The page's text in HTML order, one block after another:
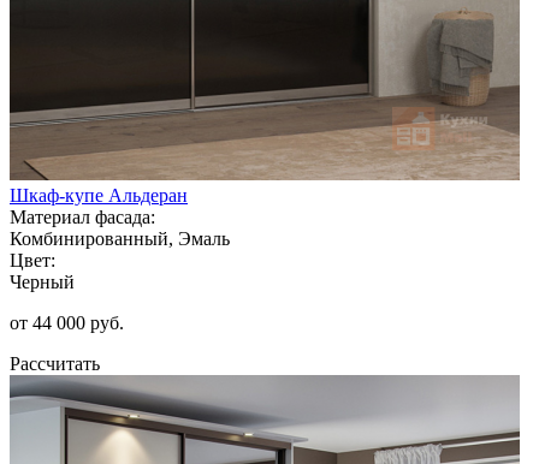
Шкаф-купе Альдеран
Материал фасада:
Комбинированный, Эмаль
Цвет:
Черный
от 44 000 руб.
Рассчитать